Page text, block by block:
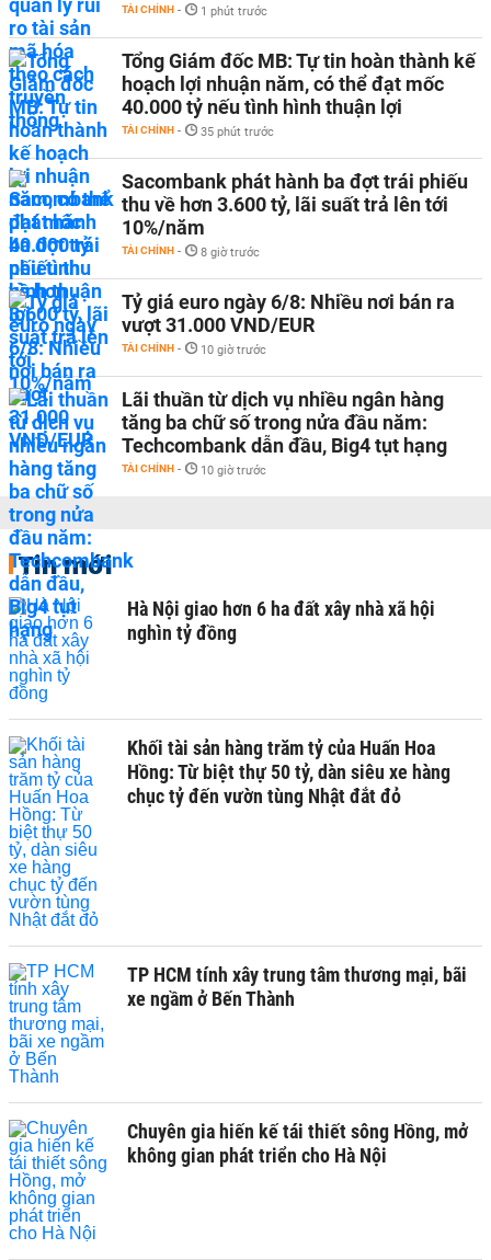
TÀI CHÍNH - 1 phút trước
Tổng Giám đốc MB: Tự tin hoàn thành kế
hoạch lợi nhuận năm, có thể đạt mốc
40.000 tỷ nếu tình hình thuận lợi
TÀI CHÍNH - 35 phút trước
Sacombank phát hành ba đợt trái phiếu
thu về hơn 3.600 tỷ, lãi suất trả lên tới
10%/năm
TÀI CHÍNH - 8 giờ trước
Tỷ giá euro ngày 6/8: Nhiều nơi bán ra
vượt 31.000 VND/EUR
TÀI CHÍNH - 10 giờ trước
Lãi thuần từ dịch vụ nhiều ngân hàng
tăng ba chữ số trong nửa đầu năm:
Techcombank dẫn đầu, Big4 tụt hạng
TÀI CHÍNH - 10 giờ trước
Tin mới
Hà Nội giao hơn 6 ha đất xây nhà xã hội
nghìn tỷ đồng
Khối tài sản hàng trăm tỷ của Huấn Hoa
Hồng: Từ biệt thự 50 tỷ, dàn siêu xe hàng
chục tỷ đến vườn tùng Nhật đắt đỏ
TP HCM tính xây trung tâm thương mại, bãi
xe ngầm ở Bến Thành
Chuyên gia hiến kế tái thiết sông Hồng, mở
không gian phát triển cho Hà Nội